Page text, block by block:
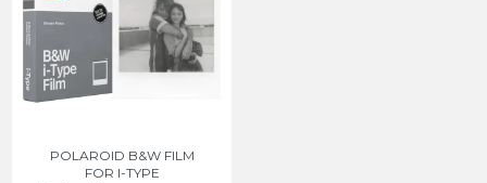
POLAROID B&W FILM
FOR I-TYPE